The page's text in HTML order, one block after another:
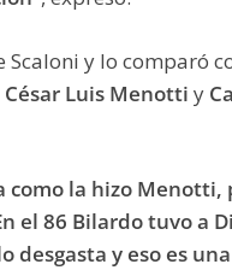
Scaloni y lo comparó
César Luis Menotti y
como la hizo Menotti,
el 86 Bilardo tuvo a
desgasta y eso es